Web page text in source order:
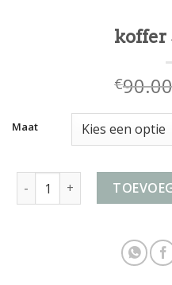
koffer
€90.00
Maat
koffer 55 40 20 aantal